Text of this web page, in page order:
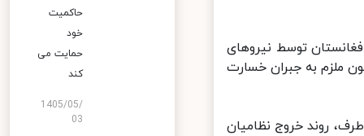
۲ دهه جنگ و اشغال افغانستان توسط نیروهای
ملزم به جبران خسارت
دو طرف، روند خروج نظامیان
حاکمیت
خود
حمایت می
کند
1405/05/
03